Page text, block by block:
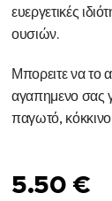
ευεργετικές
ουσιών.
Μπορειτε να το
αγαπημενο σας
παγωτό, κόκκινο
5.50 €